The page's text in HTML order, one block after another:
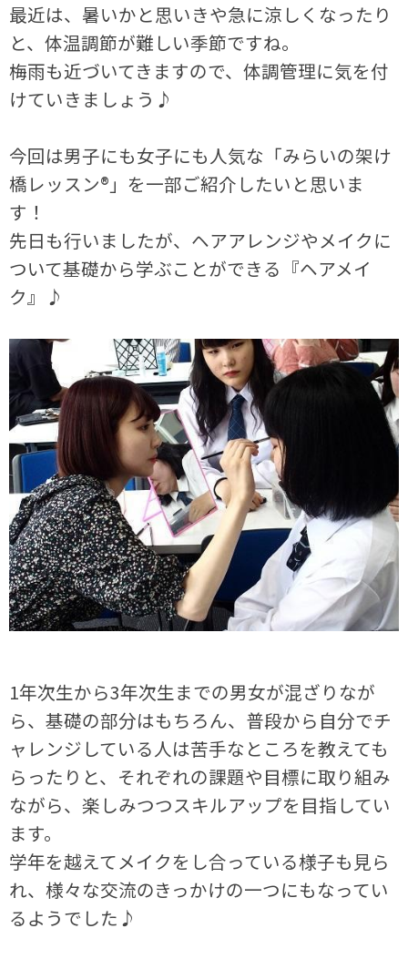
最近は、暑いかと思いきや急に涼しくなったり
と、体温調節が難しい季節ですね。
梅雨も近づいてきますので、体調管理に気を付
けていきましょう♪
今回は男子にも女子にも人気な「みらいの架け
橋レッスン®」を一部ご紹介したいと思いま
す！
先日も行いましたが、ヘアアレンジやメイクに
ついて基礎から学ぶことができる『ヘアメイ
ク』♪
1年次生から3年次生までの男女が混ざりなが
ら、基礎の部分はもちろん、普段から自分でチ
ャレンジしている人は苦手なところを教えても
らったりと、それぞれの課題や目標に取り組み
ながら、楽しみつつスキルアップを目指してい
ます。
学年を越えてメイクをし合っている様子も見ら
れ、様々な交流のきっかけの一つにもなってい
るようでした♪